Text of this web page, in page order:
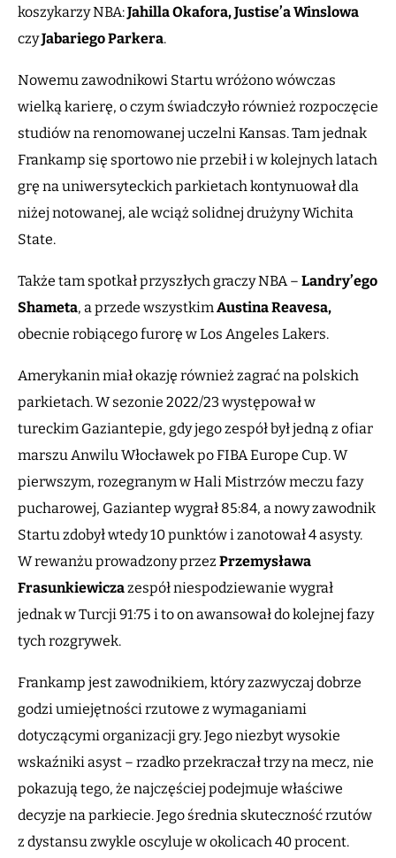
koszykarzy NBA:Jahilla Okafora,Justise’a Winslowa
czyJabariego Parkera.
Nowemu zawodnikowi Startu wróżono wówczas
wielką karierę, o czym świadczyło również rozpoczęcie
studiów na renomowanej uczelni Kansas. Tam jednak
Frankamp się sportowo nie przebił i w kolejnych latach
grę na uniwersyteckich parkietach kontynuował dla
niżej notowanej, ale wciąż solidnej drużyny Wichita
State.
Także tam spotkał przyszłych graczy NBA – Landry’ego
Shameta, a przede wszystkimAustina Reavesa,
obecnie robiącego furorę w Los Angeles Lakers.
Amerykanin miał okazję również zagrać na polskich
parkietach. W sezonie 2022/23 występował w
tureckim Gaziantepie, gdy jego zespół był jedną z ofiar
marszu Anwilu Włocławek po FIBA Europe Cup. W
pierwszym, rozegranym w Hali Mistrzów meczu fazy
pucharowej, Gaziantep wygrał 85:84, a nowy zawodnik
Startu zdobył wtedy 10 punktów i zanotował 4 asysty.
W rewanżu prowadzony przez Przemysława
Frasunkiewiczazespół niespodziewanie wygrał
jednak w Turcji 91:75 i to on awansował do kolejnej fazy
tych rozgrywek.
Frankamp jest zawodnikiem, który zazwyczaj dobrze
godzi umiejętności rzutowe z wymaganiami
dotyczącymi organizacji gry. Jego niezbyt wysokie
wskaźniki asyst – rzadko przekraczał trzy na mecz, nie
pokazują tego, że najczęściej podejmuje właściwe
decyzje na parkiecie. Jego średnia skuteczność rzutów
z dystansu zwykle oscyluje w okolicach 40 procent.